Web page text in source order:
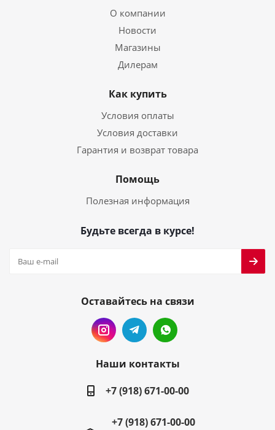
О компании
Новости
Магазины
Дилерам
Как купить
Условия оплаты
Условия доставки
Гарантия и возврат товара
Помощь
Полезная информация
Будьте всегда в курсе!
Оставайтесь на связи
Наши контакты
+7 (918) 671-00-00
+7 (918) 671-00-00